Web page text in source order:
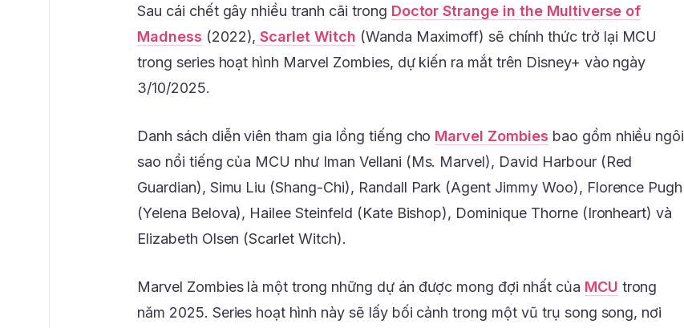
Sau cái chết gây nhiều tranh cãi trong Doctor Strange in the Multiverse of
Madness (2022), Scarlet Witch (Wanda Maximoff) sẽ chính thức trở lại MCU
trong series hoạt hình Marvel Zombies, dự kiến ra mắt trên Disney+ vào ngày
3/10/2025.
Danh sách diễn viên tham gia lồng tiếng cho Marvel Zombies bao gồm nhiều ngôi
sao nổi tiếng của MCU như Iman Vellani (Ms. Marvel), David Harbour (Red
Guardian), Simu Liu (Shang-Chi), Randall Park (Agent Jimmy Woo), Florence Pugh
(Yelena Belova), Hailee Steinfeld (Kate Bishop), Dominique Thorne (Ironheart) và
Elizabeth Olsen (Scarlet Witch).
Marvel Zombies là một trong những dự án được mong đợi nhất của MCU trong
năm 2025. Series hoạt hình này sẽ lấy bối cảnh trong một vũ trụ song song, nơi